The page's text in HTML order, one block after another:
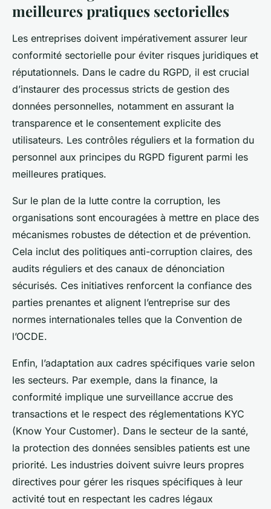
meilleures pratiques sectorielles
Les entreprises doivent impérativement assurer leur
conformité sectorielle pour éviter risques juridiques et
réputationnels. Dans le cadre du RGPD, il est crucial
d’instaurer des processus stricts de gestion des
données personnelles, notamment en assurant la
transparence et le consentement explicite des
utilisateurs. Les contrôles réguliers et la formation du
personnel aux principes du RGPD figurent parmi les
meilleures pratiques.
Sur le plan de la lutte contre la corruption, les
organisations sont encouragées à mettre en place des
mécanismes robustes de détection et de prévention.
Cela inclut des politiques anti-corruption claires, des
audits réguliers et des canaux de dénonciation
sécurisés. Ces initiatives renforcent la confiance des
parties prenantes et alignent l’entreprise sur des
normes internationales telles que la Convention de
l’OCDE.
Enfin, l’adaptation aux cadres spécifiques varie selon
les secteurs. Par exemple, dans la finance, la
conformité implique une surveillance accrue des
transactions et le respect des réglementations KYC
(Know Your Customer). Dans le secteur de la santé,
la protection des données sensibles patients est une
priorité. Les industries doivent suivre leurs propres
directives pour gérer les risques spécifiques à leur
activité tout en respectant les cadres légaux